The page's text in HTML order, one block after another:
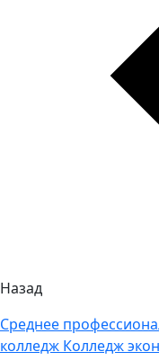
Назад
Среднее
колледж Колледж